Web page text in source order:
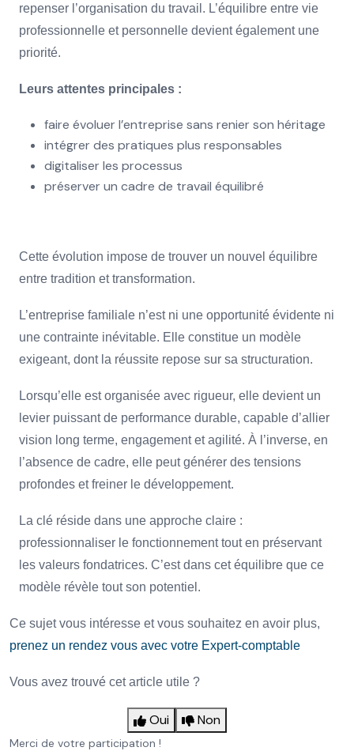
repenser l’organisation du travail. L’équilibre entre vie
professionnelle et personnelle devient également une
priorité.
Leurs attentes principales :
faire évoluer l’entreprise sans renier son héritage
intégrer des pratiques plus responsables
digitaliser les processus
préserver un cadre de travail équilibré
Cette évolution impose de trouver un nouvel équilibre
entre tradition et transformation.
L’entreprise familiale n’est ni une opportunité évidente ni
une contrainte inévitable. Elle constitue un modèle
exigeant, dont la réussite repose sur sa structuration.
Lorsqu’elle est organisée avec rigueur, elle devient un
levier puissant de performance durable, capable d’allier
vision long terme, engagement et agilité. À l’inverse, en
l’absence de cadre, elle peut générer des tensions
profondes et freiner le développement.
La clé réside dans une approche claire :
professionnaliser le fonctionnement tout en préservant
les valeurs fondatrices. C’est dans cet équilibre que ce
modèle révèle tout son potentiel.
Ce sujet vous intéresse et vous souhaitez en avoir plus,
prenez un rendez vous avec votre Expert-comptable
Vous avez trouvé cet article utile ?
Oui Non
Merci de votre participation !